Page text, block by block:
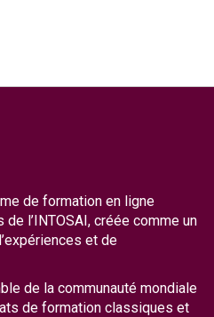
de formation en ligne
l’INTOSAI, créée comme un
et de
de la communauté mondiale
de formation classiques et